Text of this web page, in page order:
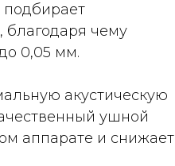
благодаря чему
0,05 мм.
акустическую
ушной
аппарате и снижает